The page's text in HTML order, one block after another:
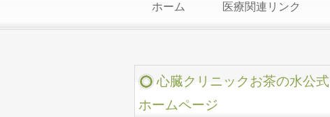
ホーム 医療関連リンク
心臓クリニックお茶の水公式
ホームページ